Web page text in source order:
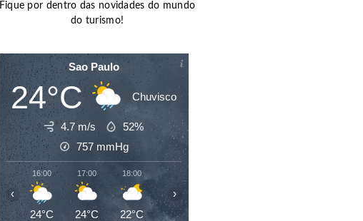
Fique por dentro das novidades do mundo
do turismo!
Sao Paulo
24°C Chuvisco
4.7 m/s
52%
757 mmHg
16:00
24°C
17:00
24°C
18:00
22°C
19:00
21°C
‹ ›